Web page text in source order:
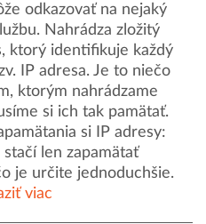
odkazovať na nejaký
Nahrádza zložitý
ktorý identifikuje každý
IP adresa. Je to niečo
ktorým nahrádzame
si ich tak pamätať.
si IP adresy:
len zapamätať
je určite jednoduchšie.
viac